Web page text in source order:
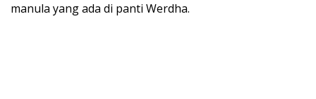
manula yang ada di panti Werdha.